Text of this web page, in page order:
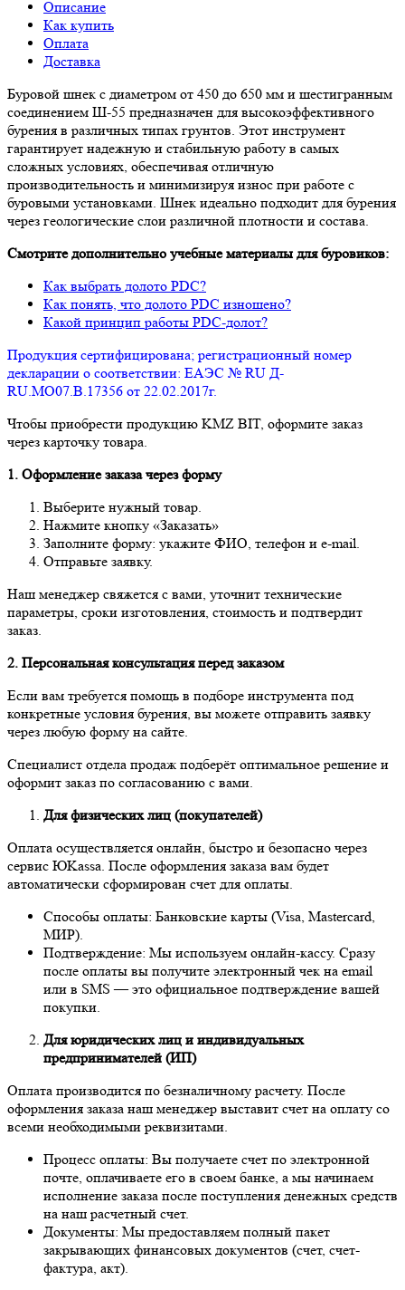
Описание
Как купить
Оплата
Доставка
Буровой шнек с диаметром от 450 до 650 мм и шестигранным
соединением Ш-55 предназначен для высокоэффективного
бурения в различных типах грунтов. Этот инструмент
гарантирует надежную и стабильную работу в самых
сложных условиях, обеспечивая отличную
производительность и минимизируя износ при работе с
буровыми установками. Шнек идеально подходит для бурения
через геологические слои различной плотности и состава.
Смотрите дополнительно учебные материалы для буровиков:
Как выбрать долото PDC?
Как понять, что долото PDC изношено?
Какой принцип работы PDC-долот?
Продукция сертифицирована; регистрационный номер
декларации о соответствии: ЕАЭС № RU Д-
RU.МО07.B.17356 от 22.02.2017г.
Чтобы приобрести продукцию KMZ BIT, оформите заказ
через карточку товара.
1. Оформление заказа через форму
Выберите нужный товар.
Нажмите кнопку «Заказать»
Заполните форму: укажите ФИО, телефон и e-mail.
Отправьте заявку.
Наш менеджер свяжется с вами, уточнит технические
параметры, сроки изготовления, стоимость и подтвердит
заказ.
2. Персональная консультация перед заказом
Если вам требуется помощь в подборе инструмента под
конкретные условия бурения, вы можете отправить заявку
через любую форму на сайте.
Специалист отдела продаж подберёт оптимальное решение и
оформит заказ по согласованию с вами.
Для физических лиц (покупателей)
Оплата осуществляется онлайн, быстро и безопасно через
сервис ЮKassa. После оформления заказа вам будет
автоматически сформирован счет для оплаты.
Способы оплаты: Банковские карты (Visa, Mastercard,
МИР).
Подтверждение: Мы используем онлайн-кассу. Сразу
после оплаты вы получите электронный чек на email
или в SMS — это официальное подтверждение вашей
покупки.
Для юридических лиц и индивидуальных
предпринимателей (ИП)
Оплата производится по безналичному расчету. После
оформления заказа наш менеджер выставит счет на оплату со
всеми необходимыми реквизитами.
Процесс оплаты: Вы получаете счет по электронной
почте, оплачиваете его в своем банке, а мы начинаем
исполнение заказа после поступления денежных средств
на наш расчетный счет.
Документы: Мы предоставляем полный пакет
закрывающих финансовых документов (счет, счет-
фактура, акт).